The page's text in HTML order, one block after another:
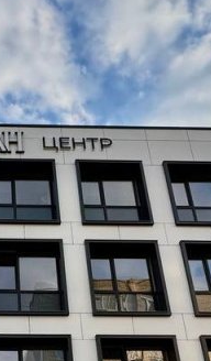
вид деятельности
(м2)